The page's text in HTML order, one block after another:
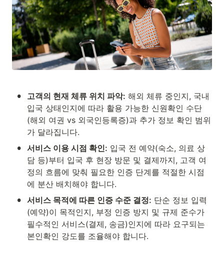
• 고객의 현재 체류 위치 파악: 해외 체류 중인지, 국내
입국 상태인지에 따라 활용 가능한 신원확인 수단
(해외 여권 vs 외국인등록증)과 추가 정보 확인 범위
가 달라집니다.
• 서비스 이용 시점 확인: 입국 전 예약(숙소, 의료 상
담 등)부터 입국 후 현장 방문 및 결제까지, 고객 여
정의 흐름에 맞춰 필요한 인증 단계를 적절한 시점
에 분산 배치해야 합니다.
• 서비스 목적에 따른 인증 수준 결정: 단순 정보 입력
(예약)이 목적인지, 부정 인증 방지 및 규제 준수가
필수적인 서비스(결제, 송금)인지에 따라 요구되는
본인확인 강도를 조율해야 합니다.